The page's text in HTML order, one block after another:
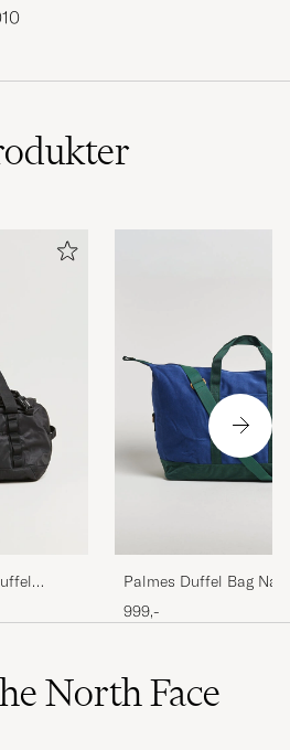
Palmes Duffel Bag Navy
999,-
North Face